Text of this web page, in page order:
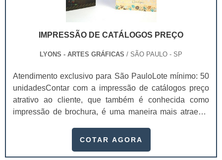
IMPRESSÃO DE CATÁLOGOS PREÇO
LYONS - ARTES GRÁFICAS / SÃO PAULO - SP
Atendimento exclusivo para São PauloLote mínimo: 50
unidadesContar com a impressão de catálogos preço
atrativo ao cliente, que também é conhecida como
impressão de brochura, é uma maneira mais atraente
empresa e os produtos que ela oferece.Além disso, é
COTAR AGORA